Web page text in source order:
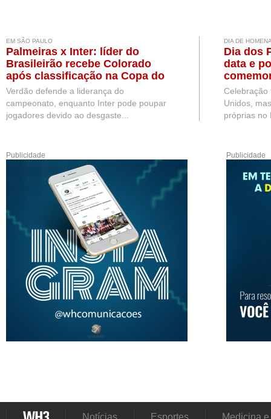
EM SÃO PAULO
Palmeiras x Inter: líder do
Brasileirão recebe Colorado
após classificação na Copa do
Brasil
Verdão defende a liderança do
campeonato, enquanto Inter pode poupar
jogadores devido ao desgaste...
DIA DE
Dia dos
data e
Celebração
Unidos,
próprias no
Publicidade Publicidade
Notícias Esportes Medicina